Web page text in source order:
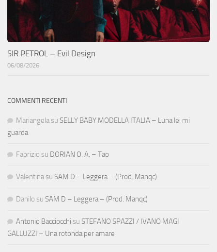
SIR PETROL – Evil Design
06/08/2026
COMMENTI RECENTI
Mariangela su SELLY BABY MODELLA ITALIA – Luna lei mi
guarda
Fabrizio su DORIAN O. A. – Tao
Valentina su SAM D – Leggera – (Prod. Manqc)
Danilo su SAM D – Leggera – (Prod. Manqc)
Antonio Bacciocchi su STEFANO SPAZZI / IVANO MAGI
GALLUZZI – Una rotonda per amare